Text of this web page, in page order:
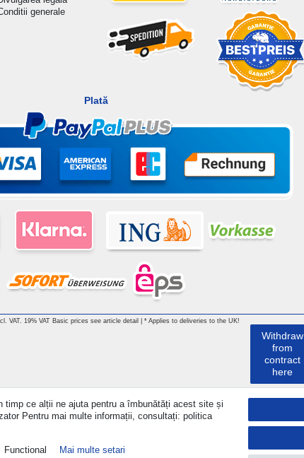
generale
Plată
VAT. 19% VAT Basic prices see article detail | * Applies to deliveries to the UK!
timp ce alții ne ajuta pentru a îmbunătăți acest site și
Pentru mai multe informații, consultați: politica
Functional Mai multe setari
Withdraw
from
contract
here